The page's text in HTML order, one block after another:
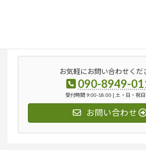
お気軽にお問い合わせくだ
090-8949-
受付時間 9:00-18:00 [ 土・日・祝日
お問い合わせ